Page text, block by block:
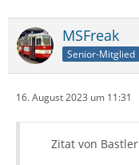
MSFreak
Senior-Mitglied
16. August 2023 um 11:31
Zitat von Bastler